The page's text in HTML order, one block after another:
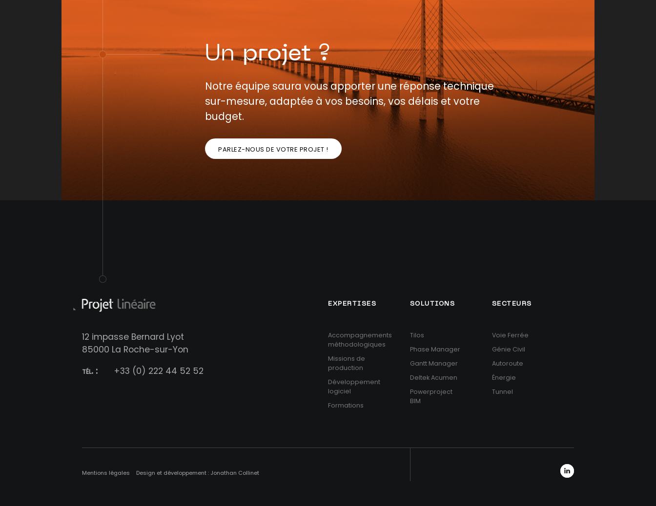
Unprojet?
Notre équipe saura vous apporter une réponse technique
sur-mesure, adaptée à vos besoins, vos délais et votre
budget.
PARLEZ-NOUS DE VOTRE PROJET !
12 impasse Bernard Lyot
85000 La Roche-sur-Yon
tél. :
+33 (0) 222 44 52 52
EXPERTISES
Accompagnements
méthodologiques
Missions de
production
Développement
logiciel
Formations
SOLUTIONS
Tilos
Phase Manager
Gantt Manager
Deltek Acumen
Powerproject
BIM
SECTEURS
Voie Ferrée
Génie Civil
Autoroute
Énergie
Tunnel
Mentions légales Design et développement : Jonathan Collinet